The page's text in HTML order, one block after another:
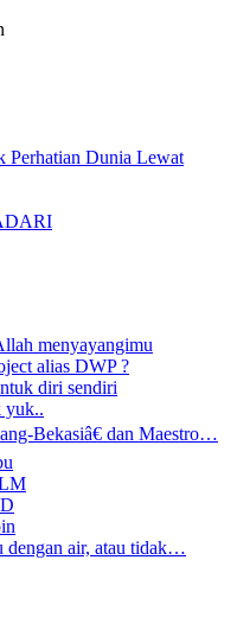
Perhatian Dunia Lewat
menyayangimu
alias DWP ?
diri sendiri
yuk..
Bekasiâ€ dan Maestro…
dengan air, atau tidak…